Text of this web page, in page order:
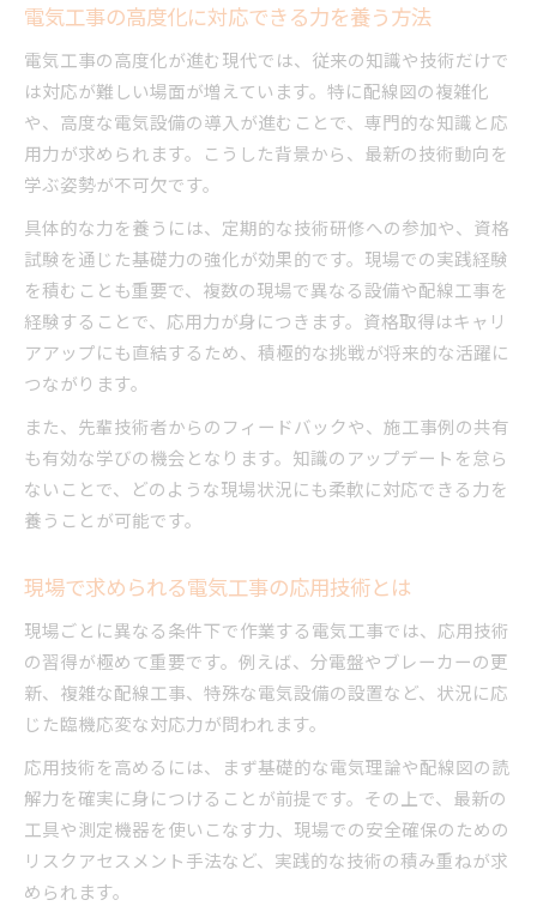
電気工事の高度化に対応できる力を養う方法
電気工事の高度化が進む現代では、従来の知識や技術だけで
は対応が難しい場面が増えています。特に配線図の複雑化
や、高度な電気設備の導入が進むことで、専門的な知識と応
用力が求められます。こうした背景から、最新の技術動向を
学ぶ姿勢が不可欠です。
具体的な力を養うには、定期的な技術研修への参加や、資格
試験を通じた基礎力の強化が効果的です。現場での実践経験
を積むことも重要で、複数の現場で異なる設備や配線工事を
経験することで、応用力が身につきます。資格取得はキャリ
アアップにも直結するため、積極的な挑戦が将来的な活躍に
つながります。
また、先輩技術者からのフィードバックや、施工事例の共有
も有効な学びの機会となります。知識のアップデートを怠ら
ないことで、どのような現場状況にも柔軟に対応できる力を
養うことが可能です。
現場で求められる電気工事の応用技術とは
現場ごとに異なる条件下で作業する電気工事では、応用技術
の習得が極めて重要です。例えば、分電盤やブレーカーの更
新、複雑な配線工事、特殊な電気設備の設置など、状況に応
じた臨機応変な対応力が問われます。
応用技術を高めるには、まず基礎的な電気理論や配線図の読
解力を確実に身につけることが前提です。その上で、最新の
工具や測定機器を使いこなす力、現場での安全確保のための
リスクアセスメント手法など、実践的な技術の積み重ねが求
められます。